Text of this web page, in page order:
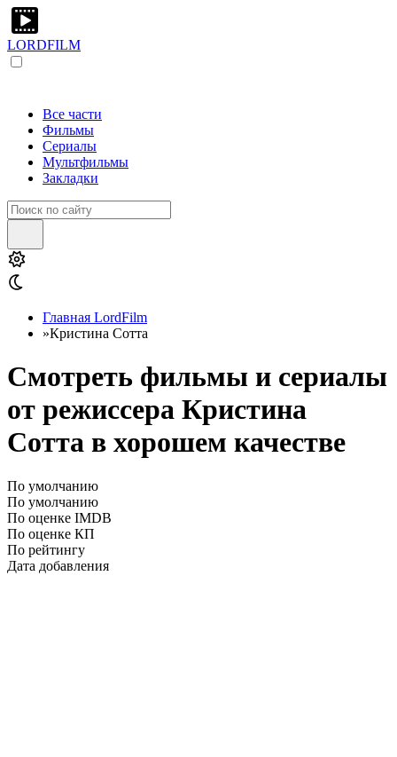
LORDFILM
Все части
Фильмы
Сериалы
Мультфильмы
Закладки
Главная LordFilm
»Кристина Сотта
Смотреть фильмы и сериалы
от режиссера Кристина
Сотта в хорошем качестве
По умолчанию
По умолчанию
По оценке IMDB
По оценке КП
По рейтингу
Дата добавления